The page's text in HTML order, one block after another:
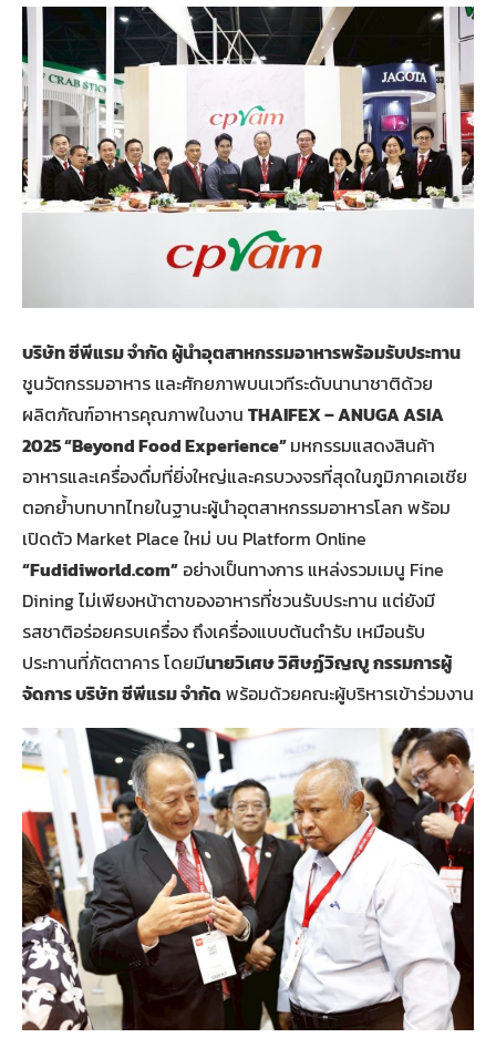
บริษัท ซีพีแรม จำกัด ผู้นำอุตสาหกรรมอาหารพร้อมรับประทาน
ชูนวัตกรรมอาหาร และศักยภาพบนเวทีระดับนานาชาติด้วย
ผลิตภัณฑ์อาหารคุณภาพในงาน THAIFEX – ANUGA ASIA
2025 “Beyond Food Experience”มหกรรมแสดงสินค้า
อาหารและเครื่องดื่มที่ยิ่งใหญ่และครบวงจรที่สุดในภูมิภาคเอเชีย
ตอกย้ำบทบาทไทยในฐานะผู้นำอุตสาหกรรมอาหารโลก พร้อม
เปิดตัว Market Place ใหม่ บน Platform Online
“Fudidiworld.com” อย่างเป็นทางการ แหล่งรวมเมนู Fine
Dining ไม่เพียงหน้าตาของอาหารที่ชวนรับประทาน แต่ยังมี
รสชาติอร่อยครบเครื่อง ถึงเครื่องแบบต้นตำรับ เหมือนรับ
ประทานที่ภัตตาคาร โดยมีนายวิเศษ วิศิษฏ์วิญญู กรรมการผู้
จัดการ บริษัท ซีพีแรม จำกัด พร้อมด้วยคณะผู้บริหารเข้าร่วมงาน